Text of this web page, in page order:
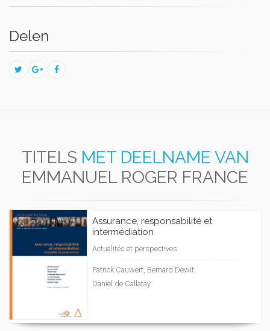
Delen
TITELS MET DEELNAME VAN
EMMANUEL ROGER FRANCE
Assurance, responsabilité et
intermédiation
Actualités et perspectives
Patrick Cauwert, Bernard Dewit
Daniel de Callataÿ